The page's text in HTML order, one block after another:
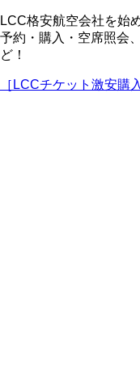
LCC格安航空会社を始
予約・購入・空席照会
ど！
［LCCチケット激安購